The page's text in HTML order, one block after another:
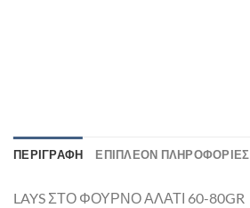
ΠΕΡΙΓΡΑΦΉ ΕΠΙΠΛΈΟΝ ΠΛΗΡΟΦΟΡΊΕΣ
LAYS ΣΤΟ ΦΟΥΡΝΟ ΑΛΑΤΙ 60-80GR